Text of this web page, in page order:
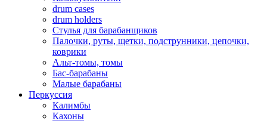
drum cases
drum holders
Стулья для барабанщиков
Палочки, руты, щетки, подструнники, цепочки,
коврики
Альт-томы, томы
Бас-барабаны
Малые барабаны
Перкуссия
Калимбы
Кахоны